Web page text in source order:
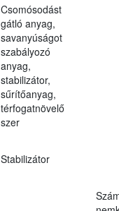
Csomósodást
gátló anyag,
savanyúságot
szabályozó
anyag,
stabilizátor,
sűrítőanyag,
térfogatnövelő
szer
Stabilizátor